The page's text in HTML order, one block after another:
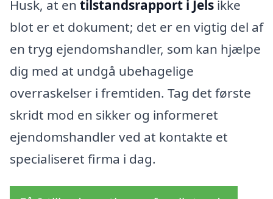
Husk, at en tilstandsrapport i Jels ikke
blot er et dokument; det er en vigtig del af
en tryg ejendomshandler, som kan hjælpe
dig med at undgå ubehagelige
overraskelser i fremtiden. Tag det første
skridt mod en sikker og informeret
ejendomshandler ved at kontakte et
specialiseret firma i dag.